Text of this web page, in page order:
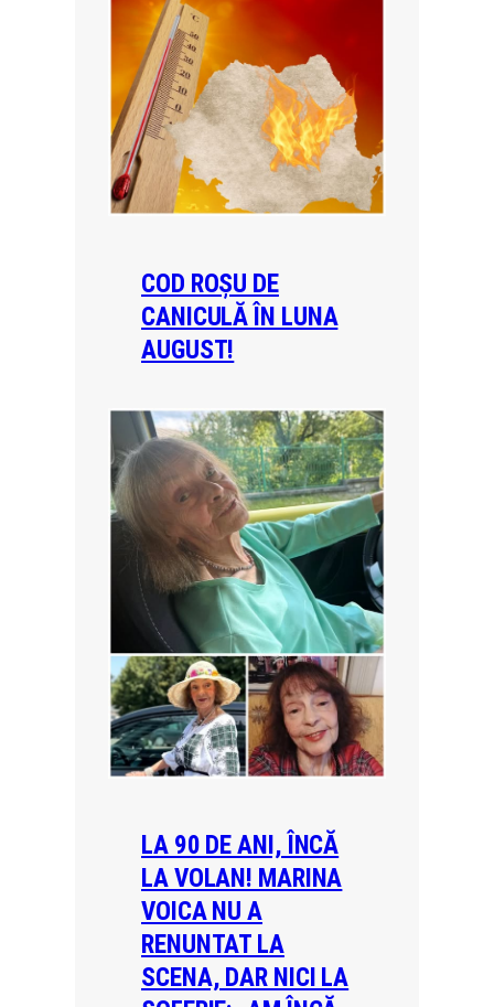
COD ROȘU DE
CANICULĂ ÎN LUNA
AUGUST!
LA 90 DE ANI, ÎNCĂ
LA VOLAN! MARINA
VOICA NU A
RENUNTAT LA
SCENA, DAR NICI LA